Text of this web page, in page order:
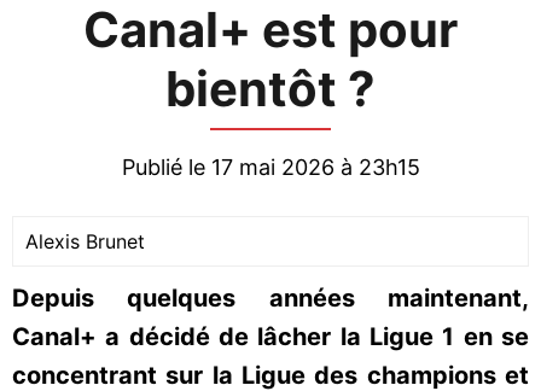
Canal+ est pour
bientôt ?
Publié le 17 mai 2026 à 23h15
Alexis Brunet
Depuis quelques années maintenant,
Canal+ a décidé de lâcher la Ligue 1 en se
concentrant sur la Ligue des champions et